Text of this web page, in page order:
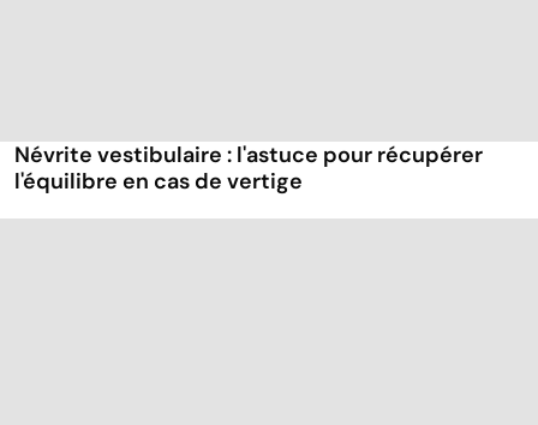
Névrite vestibulaire : l'astuce pour récupérer
l'équilibre en cas de vertige